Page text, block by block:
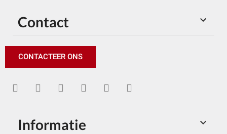

Contact
CONTACTEER ONS

Informatie